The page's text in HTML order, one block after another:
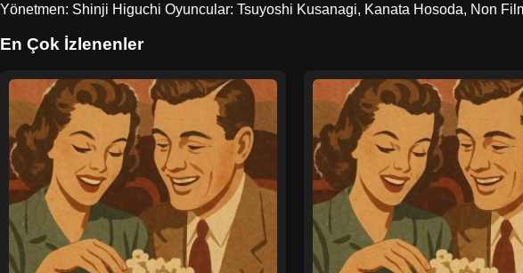
Yönetmen: Shinji Higuchi Oyuncular: Tsuyoshi Kusanagi, Kanata Hosoda, Non
En Çok İzlenenler